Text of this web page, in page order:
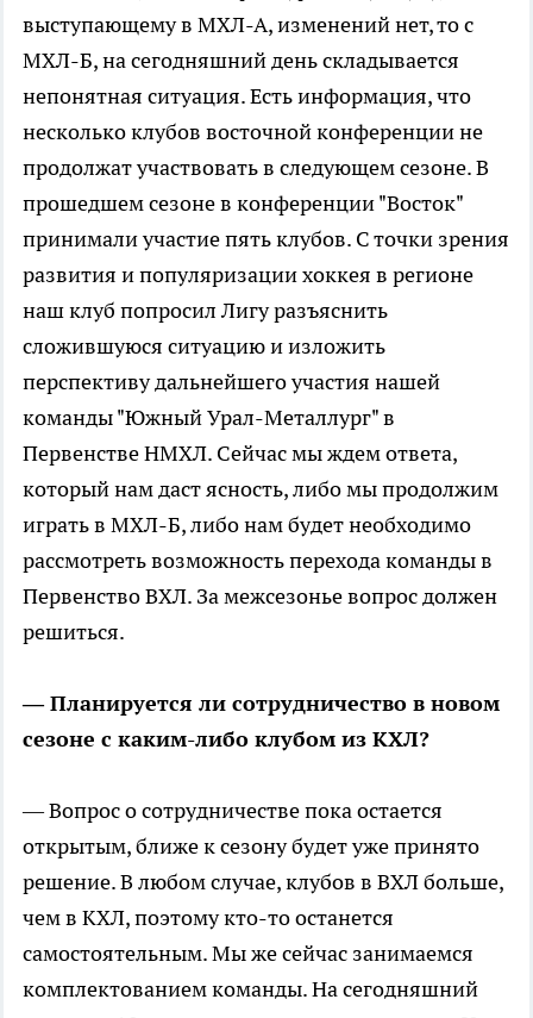
выступающему в МХЛ-А, изменений нет, то с
МХЛ-Б, на сегодняшний день складывается
непонятная ситуация. Есть информация, что
несколько клубов восточной конференции не
продолжат участвовать в следующем сезоне. В
прошедшем сезоне в конференции "Восток"
принимали участие пять клубов. С точки зрения
развития и популяризации хоккея в регионе
наш клуб попросил Лигу разъяснить
сложившуюся ситуацию и изложить
перспективу дальнейшего участия нашей
команды "Южный Урал-Металлург" в
Первенстве НМХЛ. Сейчас мы ждем ответа,
который нам даст ясность, либо мы продолжим
играть в МХЛ-Б, либо нам будет необходимо
рассмотреть возможность перехода команды в
Первенство ВХЛ. За межсезонье вопрос должен
решиться.
— Планируется ли сотрудничество в новом
сезоне с каким-либо клубом из КХЛ?
— Вопрос о сотрудничестве пока остается
открытым, ближе к сезону будет уже принято
решение. В любом случае, клубов в ВХЛ больше,
чем в КХЛ, поэтому кто-то останется
самостоятельным. Мы же сейчас занимаемся
комплектованием команды. На сегодняшний